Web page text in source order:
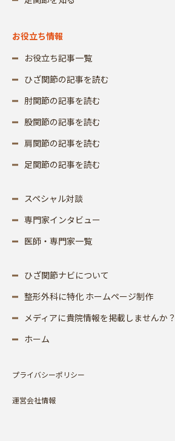
お役立ち情報
お役立ち記事一覧
ひざ関節の記事を読む
肘関節の記事を読む
股関節の記事を読む
肩関節の記事を読む
足関節の記事を読む
スペシャル対談
専門家インタビュー
医師・専門家一覧
ひざ関節ナビについて
整形外科に特化 ホームページ制作
メディアに貴院情報を掲載しませんか？
ホーム
プライバシーポリシー
運営会社情報